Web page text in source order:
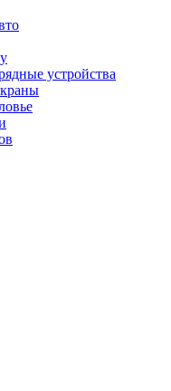
устройства